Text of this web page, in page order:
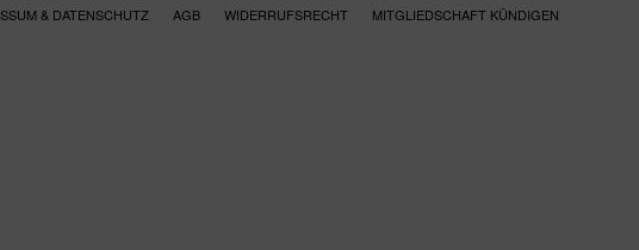
& DATENSCHUTZ AGB WIDERRUFSRECHT MITGLIEDSCHAFT KÜNDIGEN